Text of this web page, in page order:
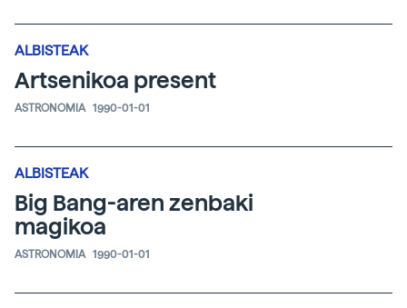
ALBISTEAK
Artsenikoa present
ASTRONOMIA 1990-01-01
ALBISTEAK
Big Bang-aren zenbaki
magikoa
ASTRONOMIA 1990-01-01